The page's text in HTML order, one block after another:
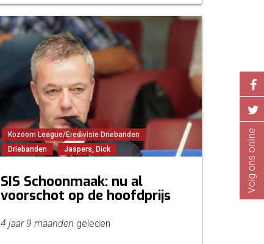
Kozoom League/Eredivisie Driebanden
Driebanden
Jaspers, Dick
SIS Schoonmaak: nu al
voorschot op de hoofdprijs
4 jaar 9 maanden geleden
Volg ons online